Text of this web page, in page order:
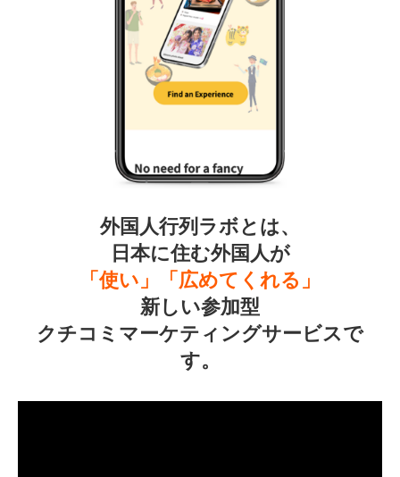
外国人行列ラボとは、
日本に住む外国人が
「使い」「広めてくれる」
新しい参加型
クチコミマーケティングサービスで
す。